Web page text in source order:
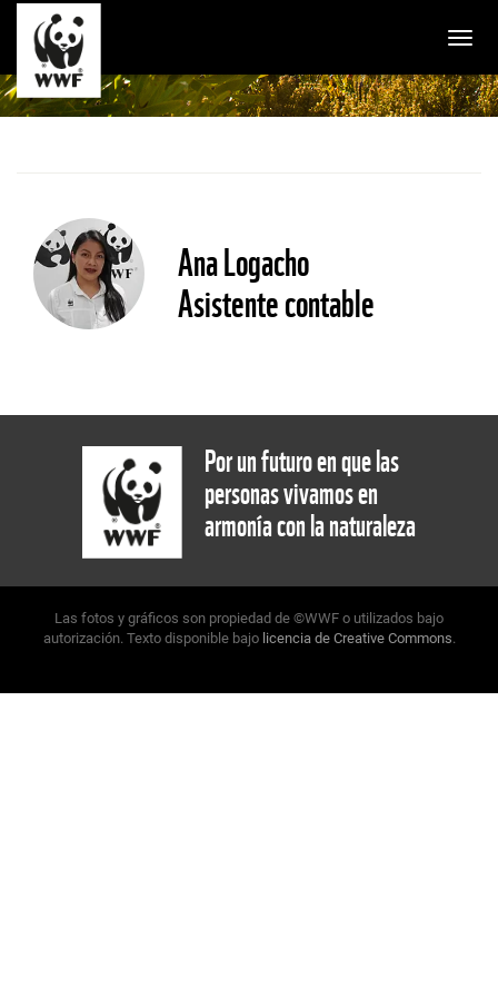
Ana Logacho
Asistente contable
Por un futuro en que las
personas vivamos en
armonía con la naturaleza
Las fotos y gráficos son propiedad de ©WWF o utilizados bajo
autorización. Texto disponible bajo licencia de Creative Commons.